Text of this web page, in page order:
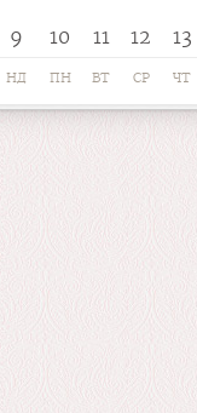
9 10 11 12 13
НД ПН ВТ СР ЧТ